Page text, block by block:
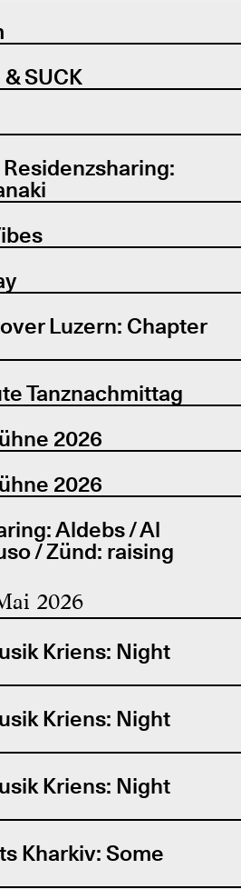
SUCK
Residenzsharing:
Luzern: Chapter
Tanznachmittag
2026
2026
Aldebs / Al
/ Zünd: raising
2026
Kriens: Night
Kriens: Night
Kriens: Night
Kharkiv: Some